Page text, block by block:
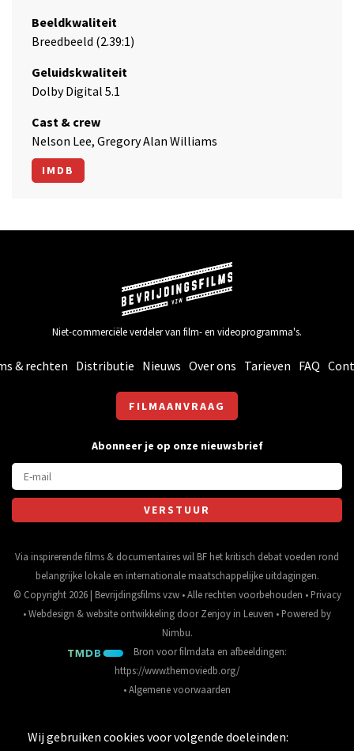
Beeldkwaliteit
Breedbeeld (2.39:1)
Geluidskwaliteit
Dolby Digital 5.1
Cast & crew
Nelson Lee, Gregory Alan Williams
IMDB
Niet-commerciële verdeler van film- en videoprogramma's.
& rechten Distributie Nieuws Over ons Tarieven FAQ
FILMAANVRAAG
Abonneer je op onze nieuwsbrief
Via inspirerende films & documentaires wil BF het kritisch debat voeden rond
belangrijke lokale en internationale maatschappelijke uitdagingen.
© Copyright 2026 | Bevrijdingsfilms vzw • Alle rechten voorbehouden • Privacy
•Webdesign &website ontwikkeling doorZenjoy in Leuven • Powered by
Nimbu.
Bron voor filmdata en afbeeldingen:
https://www.themoviedb.org/
•Algemene voorwaarden
Wij gebruiken cookies voor volgende doeleinden: